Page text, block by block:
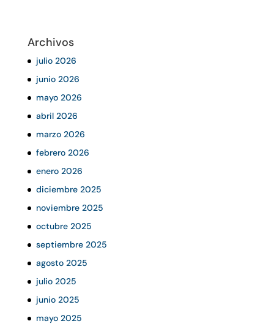
Archivos
julio 2026
junio 2026
mayo 2026
abril 2026
marzo 2026
febrero 2026
enero 2026
diciembre 2025
noviembre 2025
octubre 2025
septiembre 2025
agosto 2025
julio 2025
junio 2025
mayo 2025